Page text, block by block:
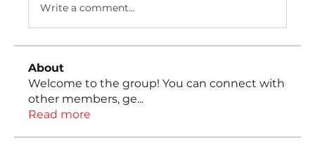
Write a comment...
About
Welcome to the group! You can connect with
other members, ge...
Read more